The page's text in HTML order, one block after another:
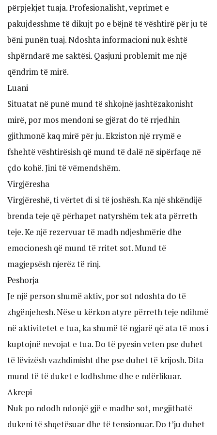
përpjekjet tuaja. Profesionalisht, veprimet e
pakujdesshme të dikujt po e bëjnë të vështirë për ju të
bëni punën tuaj. Ndoshta informacioni nuk është
shpërndarë me saktësi. Qasjuni problemit me një
qëndrim të mirë.
Luani
Situatat në punë mund të shkojnë jashtëzakonisht
mirë, por mos mendoni se gjërat do të rrjedhin
gjithmonë kaq mirë për ju. Ekziston një rrymë e
fshehtë vështirësish që mund të dalë në sipërfaqe në
çdo kohë. Jini të vëmendshëm.
Virgjëresha
Virgjëreshë, ti vërtet di si të joshësh. Ka një shkëndijë
brenda teje që përhapet natyrshëm tek ata përreth
teje. Ke një rezervuar të madh ndjeshmërie dhe
emocionesh që mund të rritet sot. Mund të
magjepsësh njerëz të rinj.
Peshorja
Je një person shumë aktiv, por sot ndoshta do të
zhgënjehesh. Nëse u kërkon atyre përreth teje ndihmë
në aktivitetet e tua, ka shumë të ngjarë që ata të mos i
kuptojnë nevojat e tua. Do të pyesin veten pse duhet
të lëvizësh vazhdimisht dhe pse duhet të krijosh. Dita
mund të të duket e lodhshme dhe e ndërlikuar.
Akrepi
Nuk po ndodh ndonjë gjë e madhe sot, megjithatë
dukeni të shqetësuar dhe të tensionuar. Do t’ju duhet